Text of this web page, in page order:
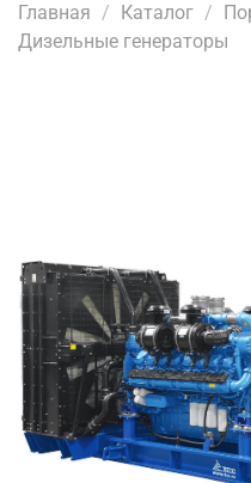
Главная Каталог
Дизельные генераторы